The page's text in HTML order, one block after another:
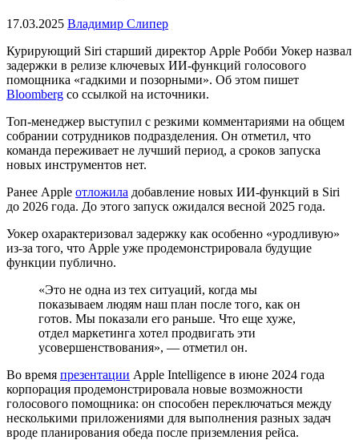
17.03.2025 Владимир Слипер
Курирующий Siri старший директор Apple Робби Уокер назвал
задержки в релизе ключевых ИИ-функций голосового
помощника «гадкими и позорными». Об этом пишет
Bloomberg со ссылкой на источники.
Топ-менеджер выступил с резкими комментариями на общем
собрании сотрудников подразделения. Он отметил, что
команда переживает не лучший период, а сроков запуска
новых инструментов нет.
Ранее Apple отложила добавление новых ИИ-функций в Siri
до 2026 года. До этого запуск ожидался весной 2025 года.
Уокер охарактеризовал задержку как особенно «уродливую»
из-за того, что Apple уже продемонстрировала будущие
функции публично.
«Это не одна из тех ситуаций, когда мы
показываем людям наш план после того, как он
готов. Мы показали его раньше. Что еще хуже,
отдел маркетинга хотел продвигать эти
усовершенствования», — отметил он.
Во время презентации Apple Intelligence в июне 2024 года
корпорация продемонстрировала новые возможности
голосового помощника: он способен переключаться между
несколькими приложениями для выполнения разных задач
вроде планирования обеда после приземления рейса.